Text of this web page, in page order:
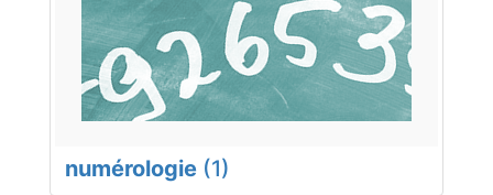
numérologie (1)